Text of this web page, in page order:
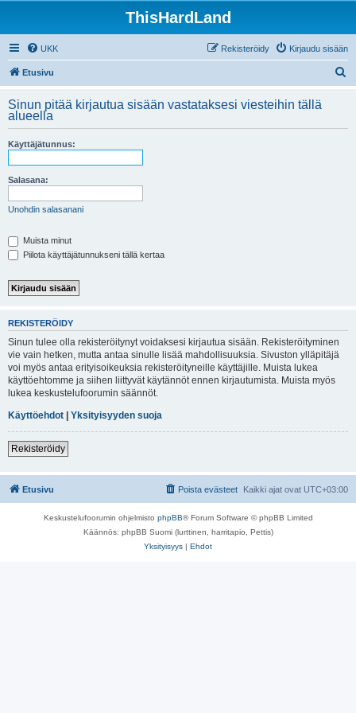
ThisHardLand
UKK Kirjaudu sisään
Rekisteröidy
Etusivu
i
Sinun pitää kirjautua sisään vastataksesi viesteihin tällä
alueella
Käyttäjätunnus:
Salasana:
Unohdin salasanani
Muista minut
Piilota käyttäjätunnukseni tällä kertaa
REKISTERÖIDY
Sinun tulee olla rekisteröitynyt voidaksesi kirjautua sisään. Rekisteröityminen
vie vain hetken, mutta antaa sinulle lisää mahdollisuuksia. Sivuston ylläpitäjä
voi myös antaa erityisoikeuksia rekisteröityneille käyttäjille. Muista lukea
käyttöehtomme ja siihen liittyvät käytännöt ennen kirjautumista. Muista myös
lukea keskustelufoorumin säännöt.
Käyttöehdot | Yksityisyyden suoja
Rekisteröidy
Etusivu Kaikki ajat ovat UTC+03:00
Poista evästeet
Keskustelufoorumin ohjelmisto phpBB® Forum Software © phpBB Limited
Käännös: phpBB Suomi (lurttinen, harritapio, Pettis)
Yksityisyys | Ehdot